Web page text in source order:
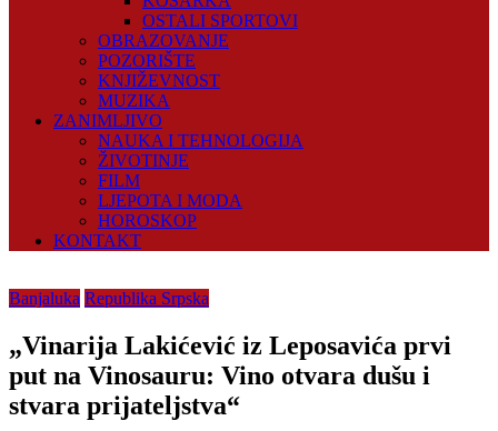
OSTALI SPORTOVI
OBRAZOVANJE
POZORIŠTE
KNJIŽEVNOST
MUZIKA
ZANIMLJIVO
NAUKA I TEHNOLOGIJA
ŽIVOTINJE
FILM
LJEPOTA I MODA
HOROSKOP
KONTAKT
Banjaluka Republika Srpska
„Vinarija Lakićević iz Leposavića prvi
put na Vinosauru: Vino otvara dušu i
stvara prijateljstva“